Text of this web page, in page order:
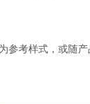
参考样式，或随